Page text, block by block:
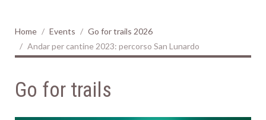
Home Events
Go for trails 2026
Andar per cantine 2023: percorso San Lunardo
Go for trails